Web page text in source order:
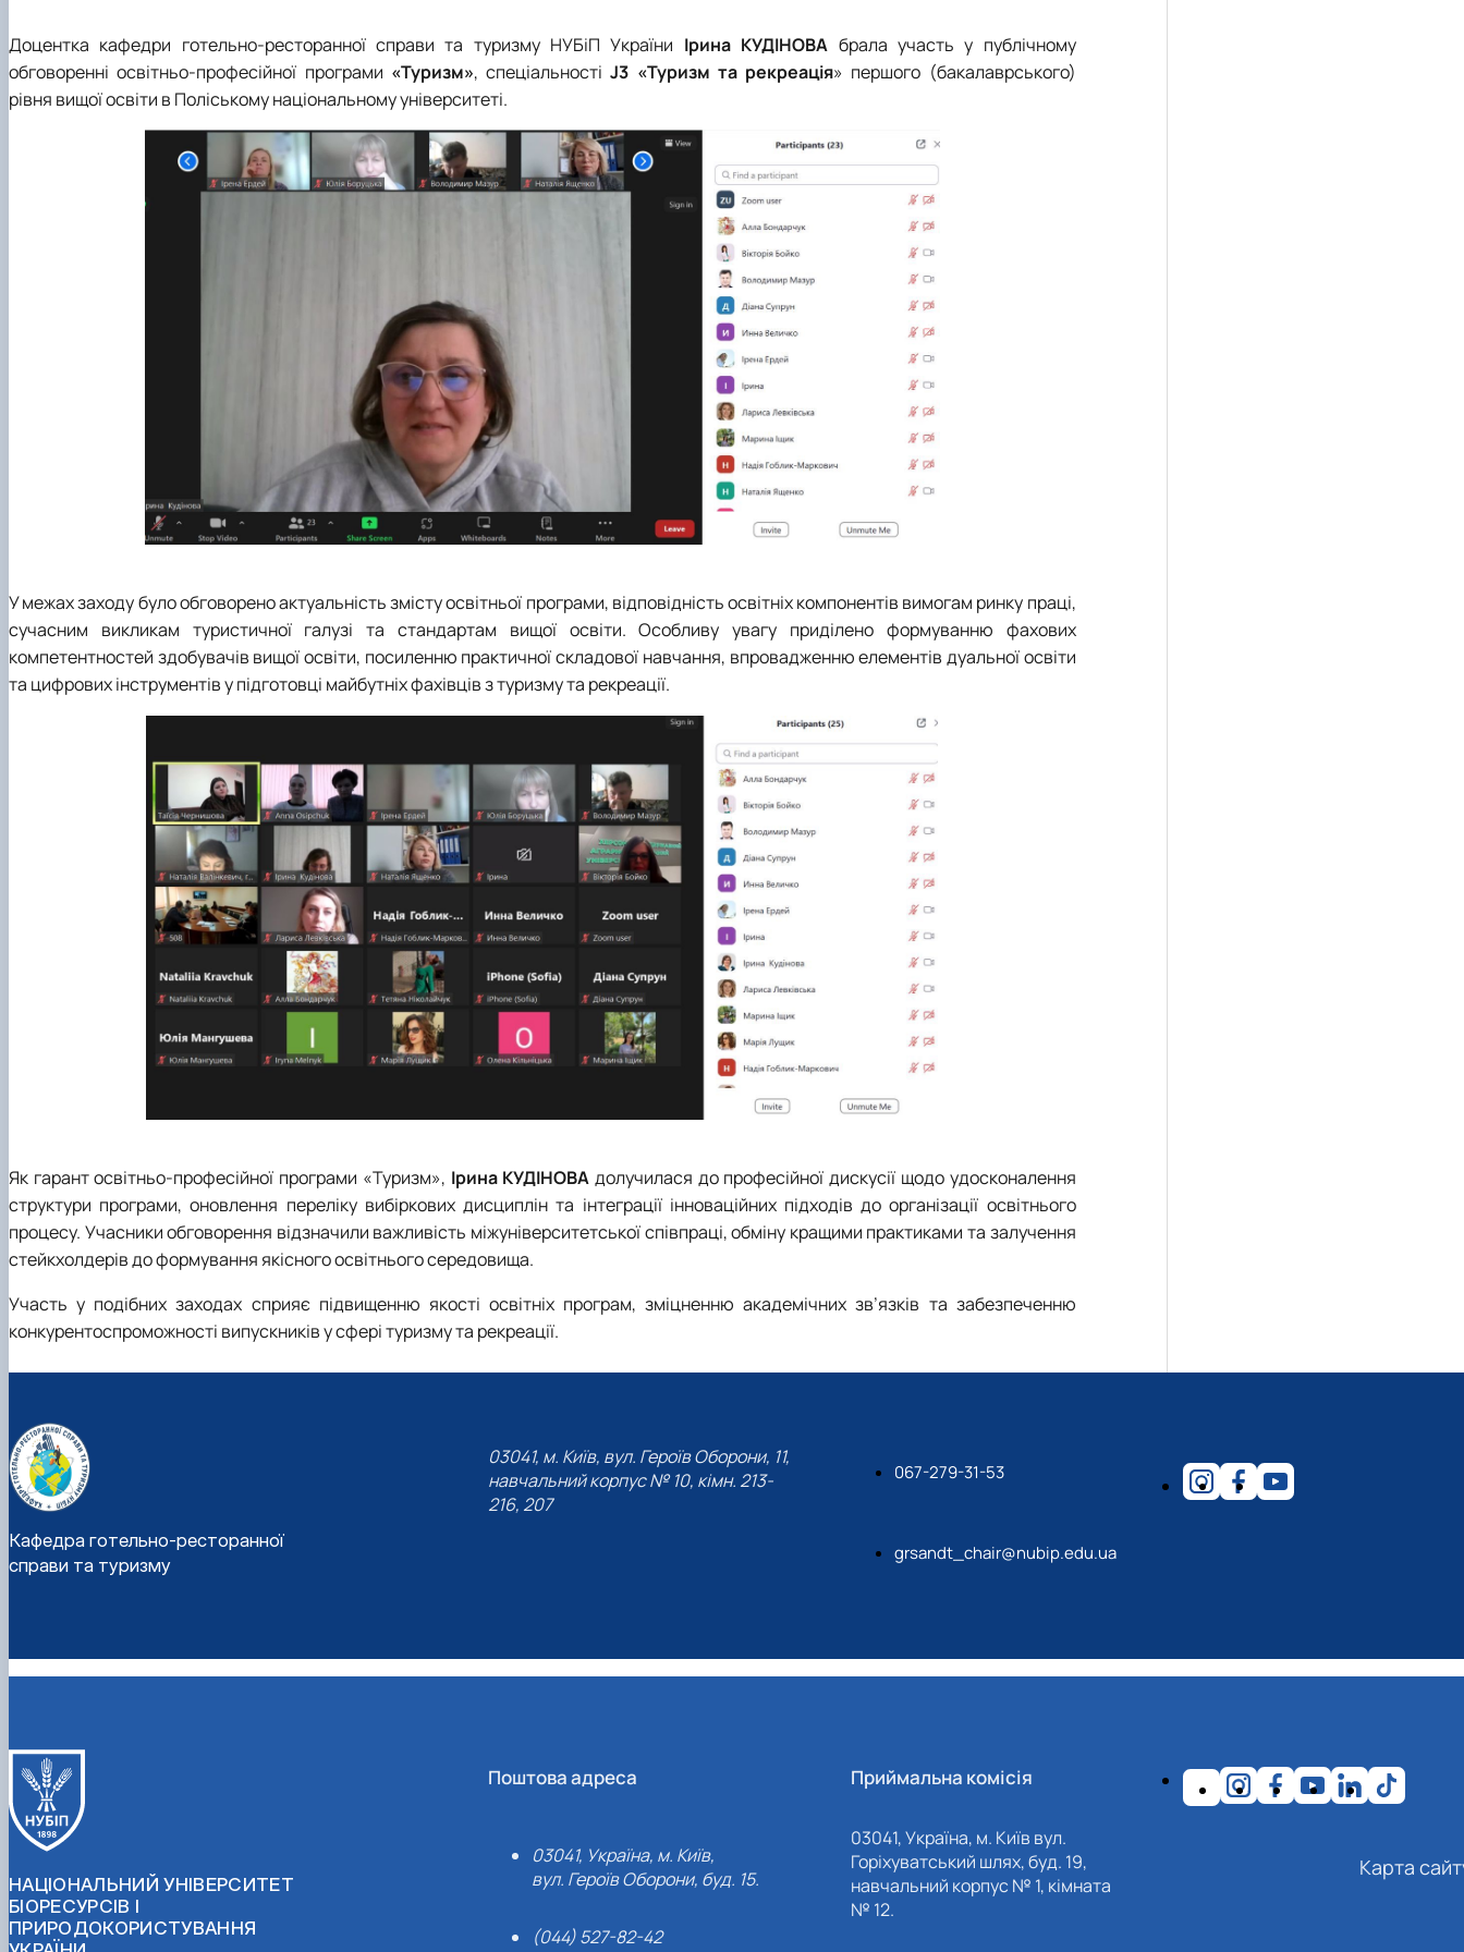
Доцентка кафедри готельно-ресторанної справи та туризму НУБіП України Ірина КУДІНОВА брала участь у публічному
обговоренні освітньо-професійної програми «Туризм», спеціальностіJ3 «Туризм та рекреація» першого (бакалаврського)
рівня вищої освіти в Поліському національному університеті.
У межах заходу було обговорено актуальність змісту освітньої програми, відповідність освітніх компонентів вимогам ринку праці,
сучасним викликам туристичної галузі та стандартам вищої освіти. Особливу увагу приділено формуванню фахових
компетентностей здобувачів вищої освіти, посиленню практичної складової навчання, впровадженню елементів дуальної освіти
та цифрових інструментів у підготовці майбутніх фахівців з туризму та рекреації.
Як гарант освітньо-професійної програми «Туризм», Ірина КУДІНОВА долучилася до професійної дискусії щодо удосконалення
структури програми, оновлення переліку вибіркових дисциплін та інтеграції інноваційних підходів до організації освітнього
процесу. Учасники обговорення відзначили важливість міжуніверситетської співпраці, обміну кращими практиками та залучення
стейкхолдерів до формування якісного освітнього середовища.
Участь у подібних заходах сприяє підвищенню якості освітніх програм, зміцненню академічних зв’язків та забезпеченню
конкурентоспроможності випускників у сфері туризму та рекреації.
Кафедра готельно-ресторанної
справи та туризму
03041, м. Київ, вул. Героїв Оборони, 11,
навчальний корпус № 10, кімн. 213-
216, 207
067-279-31-53
grsandt_chair@nubip.edu.ua
НАЦІОНАЛЬНИЙ УНІВЕРСИТЕТ
БІОРЕСУРСІВ І
ПРИРОДОКОРИСТУВАННЯ
Поштова адреса
03041, Україна, м. Київ,
вул. Героїв Оборони, буд. 15.
(044) 527-82-42
Приймальна комісія
03041, Україна, м. Київ вул.
Горіхуватський шлях, буд. 19,
навчальний корпус № 1, кімната
№ 12.
Карта